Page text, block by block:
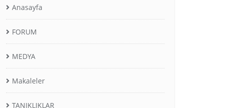
Anasayfa
FORUM
MEDYA
Makaleler
TANIKLIKLAR